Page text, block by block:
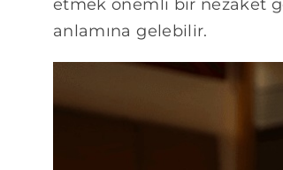
etmek önemli bir nezaket
anlamına gelebilir.